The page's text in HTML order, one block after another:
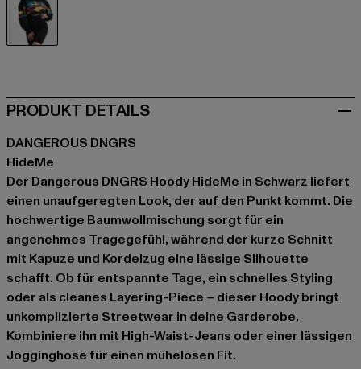
PRODUKT DETAILS
DANGEROUS DNGRS
HideMe
Der Dangerous DNGRS Hoody HideMe in Schwarz liefert
einen unaufgeregten Look, der auf den Punkt kommt. Die
hochwertige Baumwollmischung sorgt für ein
angenehmes Tragegefühl, während der kurze Schnitt
mit Kapuze und Kordelzug eine lässige Silhouette
schafft. Ob für entspannte Tage, ein schnelles Styling
oder als cleanes Layering-Piece – dieser Hoody bringt
unkomplizierte Streetwear in deine Garderobe.
Kombiniere ihn mit High-Waist-Jeans oder einer lässigen
Jogginghose für einen mühelosen Fit.